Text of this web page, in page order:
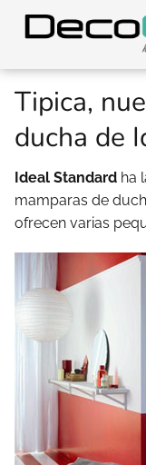
Tipica,
ducha de
Ideal Standard ha
mamparas de
ofrecen varias